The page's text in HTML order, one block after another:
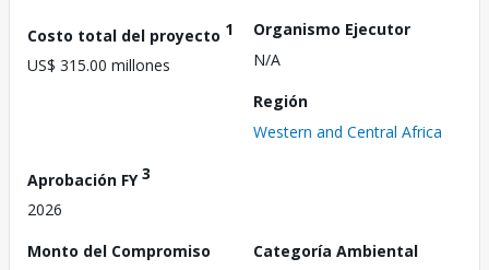
Costo total del proyecto 1
US$ 315.00 millones
Organismo Ejecutor
N/A
Región
Western and Central Africa
Aprobación FY3
2026
Monto del Compromiso
Categoría Ambiental